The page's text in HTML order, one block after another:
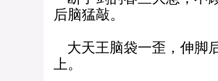
后脑猛敲。
大天王脑袋一歪，伸脚
上。